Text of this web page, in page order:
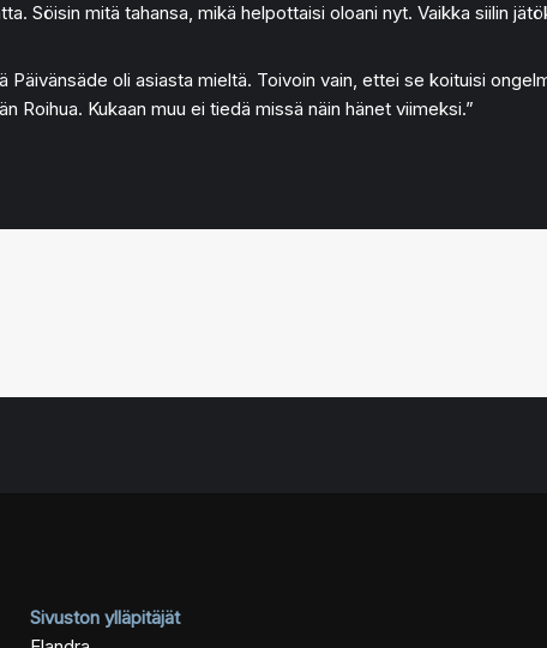
Söisin mitä tahansa, mikä helpottaisi oloani nyt. Vaikka siilin
Päivänsäde oli asiasta mieltä. Toivoin vain, ettei se koituisi
Roihua. Kukaan muu ei tiedä missä näin hänet viimeksi.”
Sivuston ylläpitäjät